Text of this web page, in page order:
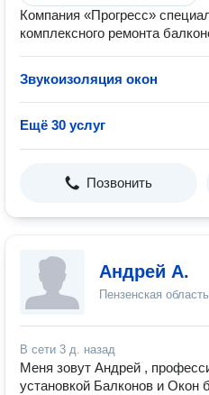
Компания «Прогресс»
комплексного ремонта
Звукоизоляция окон
Ещё 30 услуг
Позвонить
Андрей А.
Пензенская область
В сети 3 д. назад
Меня зовут Андрей ,
установкой Балконов и Окон